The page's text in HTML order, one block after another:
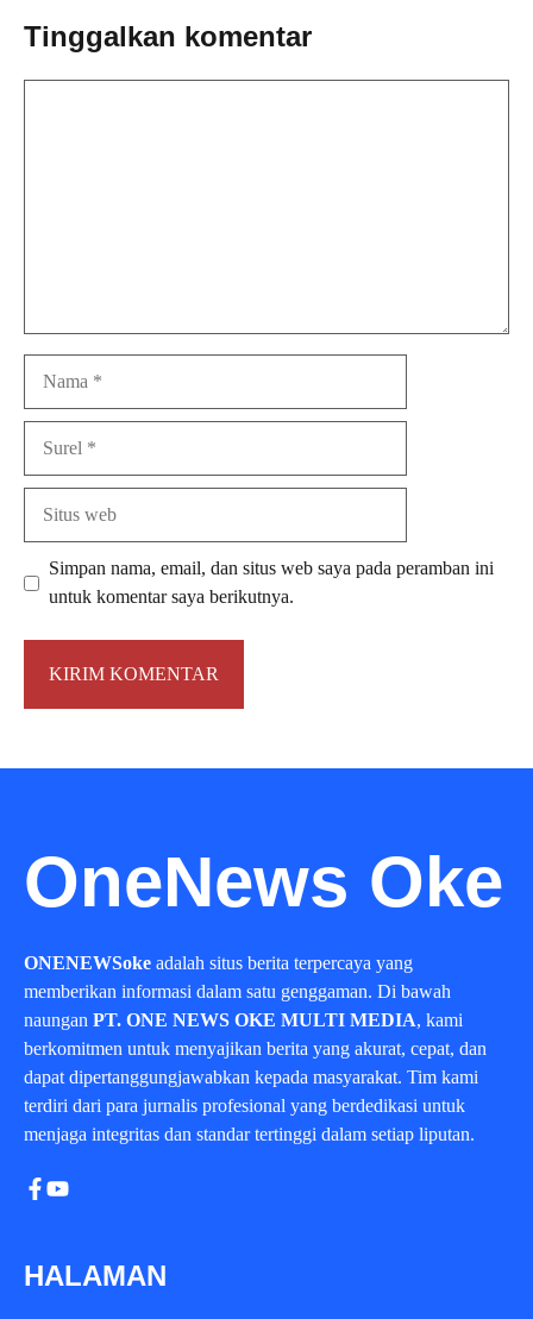
Tinggalkan komentar
Simpan nama, email, dan situs web saya pada peramban ini
untuk komentar saya berikutnya.
OneNews Oke
ONENEWSoke adalah situs berita terpercaya yang
memberikan informasi dalam satu genggaman. Di bawah
naungan PT. ONE NEWS OKE MULTI MEDIA, kami
berkomitmen untuk menyajikan berita yang akurat, cepat, dan
dapat dipertanggungjawabkan kepada masyarakat. Tim kami
terdiri dari para jurnalis profesional yang berdedikasi untuk
menjaga integritas dan standar tertinggi dalam setiap liputan.
HALAMAN